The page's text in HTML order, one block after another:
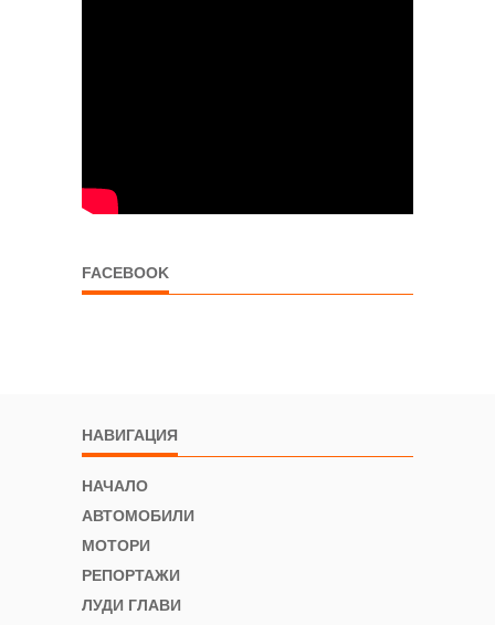
FACEBOOK
НАВИГАЦИЯ
НАЧАЛО
АВТОМОБИЛИ
МОТОРИ
РЕПОРТАЖИ
ЛУДИ ГЛАВИ